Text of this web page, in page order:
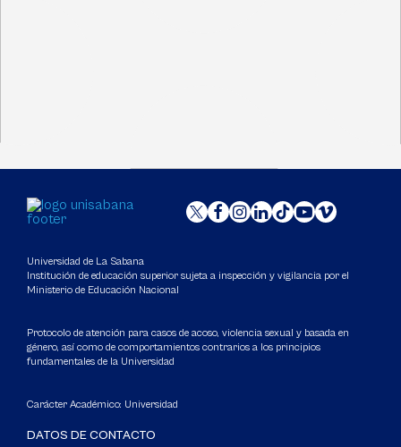
Universidad de La Sabana
Institución de educación superior sujeta a inspección y vigilancia por el
Ministerio de Educación Nacional
Protocolo de atención para casos de acoso, violencia sexual y basada en
género, así como de comportamientos contrarios a los principios
fundamentales de la Universidad
Carácter Académico: Universidad
DATOS DE CONTACTO